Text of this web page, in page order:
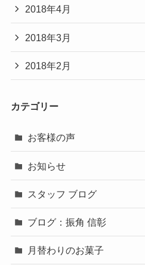
2018年4月
2018年3月
2018年2月
カテゴリー
お客様の声
お知らせ
スタッフ ブログ
ブログ：振角 信彰
月替わりのお菓子